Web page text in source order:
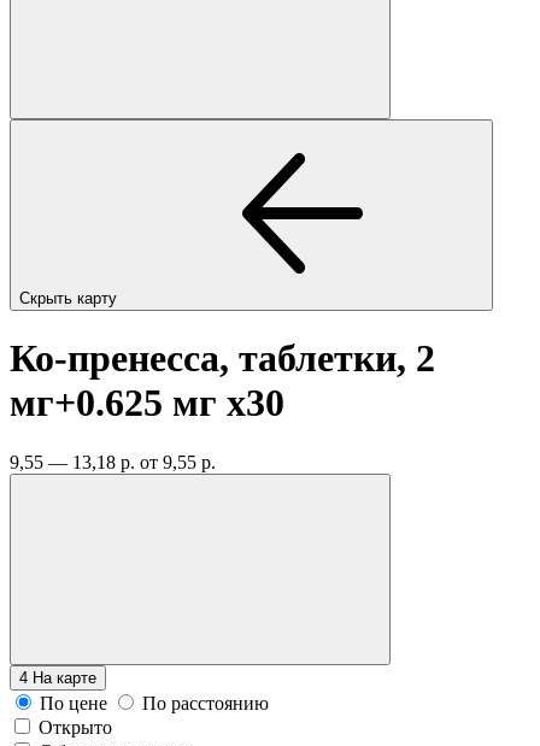
Скрыть карту
Ко-пренесса, таблетки, 2
мг+0.625 мг x30
9,55 — 13,18 р. от 9,55 р.
4 На карте
По цене
По расстоянию
Открыто